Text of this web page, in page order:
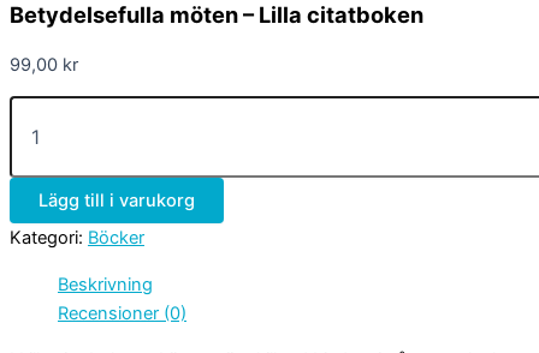
Betydelsefulla möten – Lilla citatboken
99,00 kr
Betydelsefulla
möten
Lilla
citatboken
mängd
Lägg till i varukorg
Kategori: Böcker
Beskrivning
Recensioner (0)